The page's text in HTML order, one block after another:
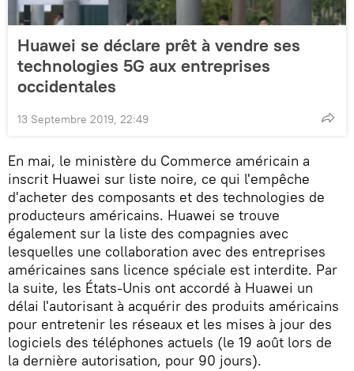
Huawei se déclare prêt à vendre ses
technologies 5G aux entreprises
occidentales
13 Septembre 2019, 22:49
En mai, le ministère du Commerce américain a
inscrit Huawei sur liste noire, ce qui l'empêche
d'acheter des composants et des technologies de
producteurs américains. Huawei se trouve
également sur la liste des compagnies avec
lesquelles une collaboration avec des entreprises
américaines sans licence spéciale est interdite. Par
la suite, les États-Unis ont accordé à Huawei un
délai l'autorisant à acquérir des produits américains
pour entretenir les réseaux et les mises à jour des
logiciels des téléphones actuels (le 19 août lors de
la dernière autorisation, pour 90 jours).